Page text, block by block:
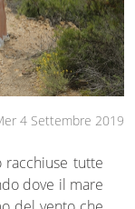
4 Settembre 2019
racchiuse tutte
dove il mare